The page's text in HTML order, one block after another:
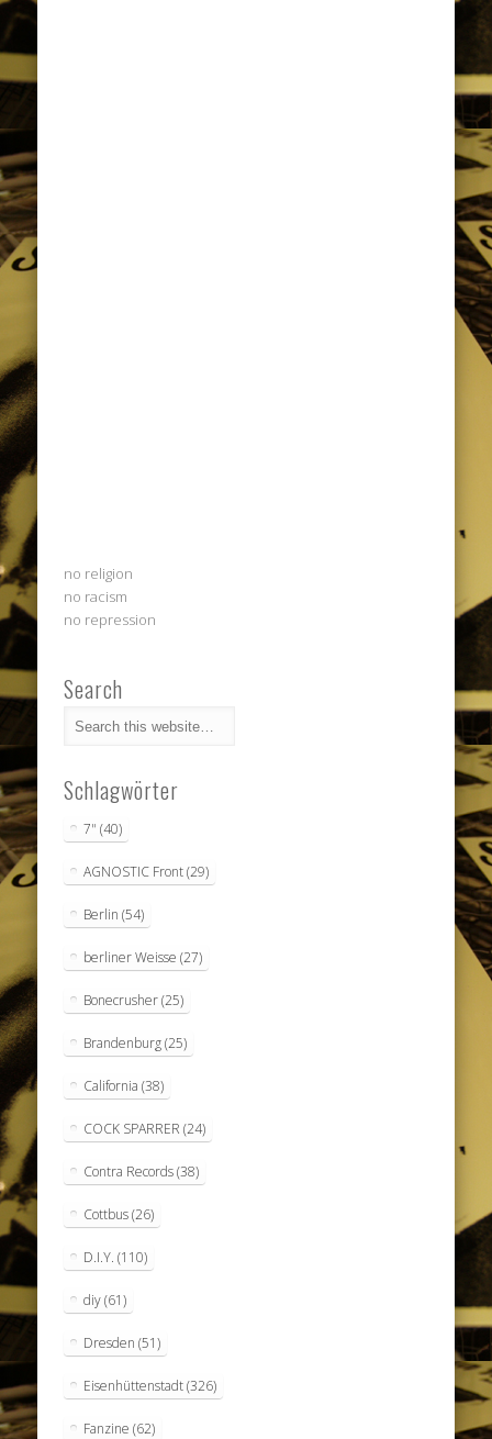
no religion
no racism
no repression
Search
Schlagwörter
7" (40)
AGNOSTIC Front(29)
Berlin (54)
berliner Weisse (27)
Bonecrusher(25)
Brandenburg(25)
California (38)
COCK SPARRER (24)
Contra Records(38)
Cottbus(26)
D.I.Y. (110)
diy(61)
Dresden (51)
Eisenhüttenstadt(326)
Fanzine (62)